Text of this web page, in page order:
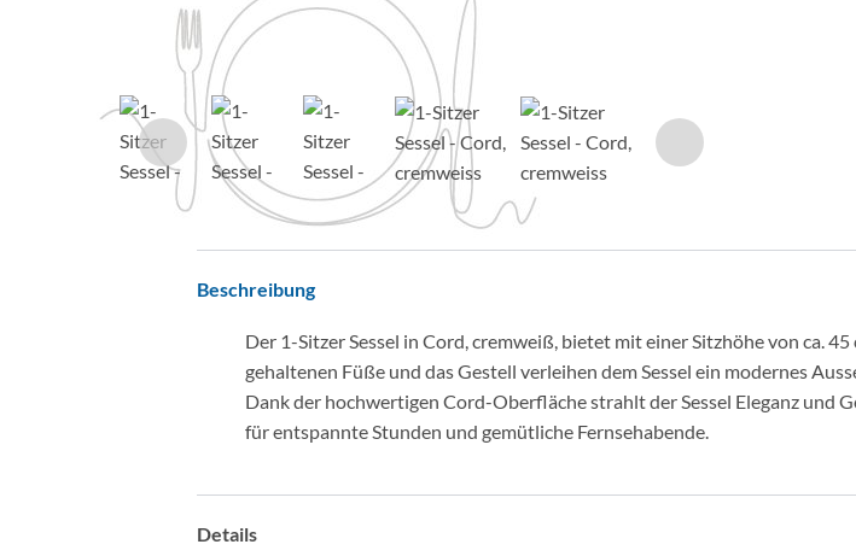
Beschreibung
Der 1-Sitzer Sessel in Cord, cremweiß, bietet mit einer Sitzhöhe von ca.
gehaltenen Füße und das Gestell verleihen dem Sessel ein modernes
Dank der hochwertigen Cord-Oberfläche strahlt der Sessel Eleganz und
für entspannte Stunden und gemütliche Fernsehabende.
Details